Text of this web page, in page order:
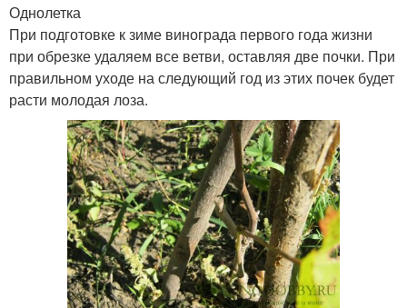
Однолетка
При подготовке к зиме винограда первого года жизни
при обрезке удаляем все ветви, оставляя две почки. При
правильном уходе на следующий год из этих почек будет
расти молодая лоза.